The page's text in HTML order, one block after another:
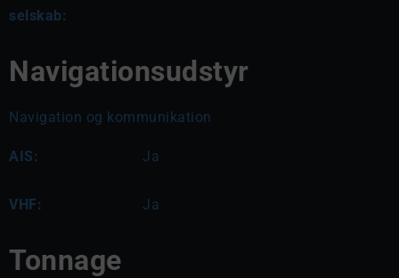
selskab:
Navigationsudstyr
Navigation og kommunikation
AIS: Ja
VHF: Ja
Tonnage